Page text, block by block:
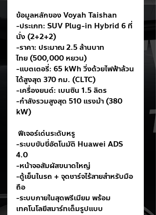
ข้อมูลหลักของ Voyah Taishan
-ประเภท: SUV Plug-in Hybrid 6 ที่
นั่ง (2+2+2)
-ราคา: ประมาณ 2.5 ล้านบาท
ไทย (500,000 หยวน)
-แบตเตอรี่: 65 kWh วิ่งด้วยไฟฟ้าล้วน
ได้สูงสุด 370 กม. (CLTC)
-เครื่องยนต์: เบนซิน 1.5 ลิตร
-กำลังรวมสูงสุด 510 แรงม้า (380
kW)
ฟีเจอร์เด่นระดับหรู
-ระบบขับขี่อัตโนมัติ Huawei ADS
4.0
-หน้าจอสัมผัสขนาดใหญ่
-ตู้เย็นในรถ + จุดชาร์จไร้สายสำหรับมือ
ถือ
-ระบบภายในสุดพรีเมียม พร้อม
เทคโนโลยีสมาร์ทเต็มรูปแบบ